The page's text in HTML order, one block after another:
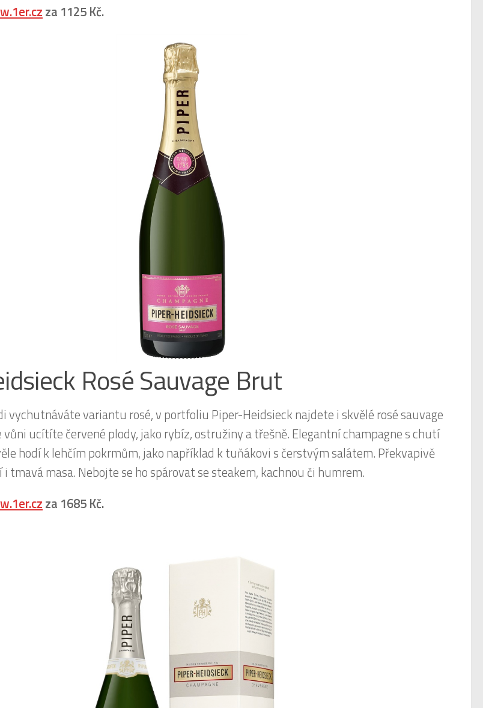
za 1125 Kč.
Rosé Sauvage Brut
vychutnáváte variantu rosé, v portfoliu Piper-Heidsieck najdete i skvělé rosé sauvage
vůni ucítíte červené plody, jako rybíz, ostružiny a třešně. Elegantní champagne s chutí
hodí k lehčím pokrmům, jako například k tuňákovi s čerstvým salátem. Překvapivě
tmavá masa. Nebojte se ho spárovat se steakem, kachnou či humrem.
za 1685 Kč.